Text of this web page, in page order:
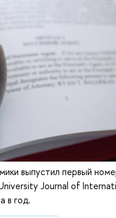
выпустил первый
Journal of
в год.